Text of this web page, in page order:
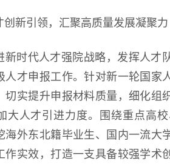
创新引领，汇聚高质量发展凝聚力
新时代人才强院战略，发挥人才
人才申报工作。针对新一轮国家
切实提升申报材料质量，细化组
大人才引进力度。围绕重点高
海外东北籍毕业生、国内一流大
作实效，打造一支具备较强学术